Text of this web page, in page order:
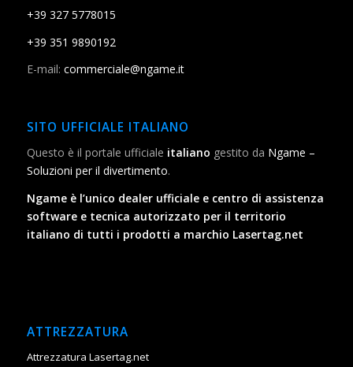
+39 327 5778015
+39 351 9890192
E-mail: commerciale@ngame.it
SITO UFFICIALE ITALIANO
Questo è il portale ufficiale italiano gestito da Ngame –
Soluzioni per il divertimento.
Ngame è l’unico dealer ufficiale e centro di assistenza
software e tecnica autorizzato per il territorio
italiano di tutti i prodotti a marchio Lasertag.net
ATTREZZATURA
Attrezzatura Lasertag.net